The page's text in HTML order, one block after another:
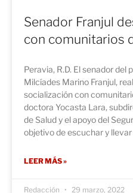
Senador Franjul
con comunitarios
Peravia, R.D. El senador del
Milcíades Marino Franjul,
socialización con
doctora Yocasta Lara,
de Salud y el apoyo del
objetivo de escuchar y llevar
LEER MÁS »
Redacción 29 marzo, 2022